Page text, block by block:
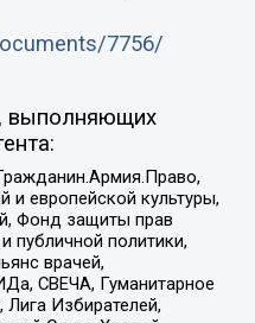
7756/
выполняющих
и европейской культуры,
Фонд защиты прав
публичной политики,
врачей,
СВЕЧА, Гуманитарное
Избирателей,